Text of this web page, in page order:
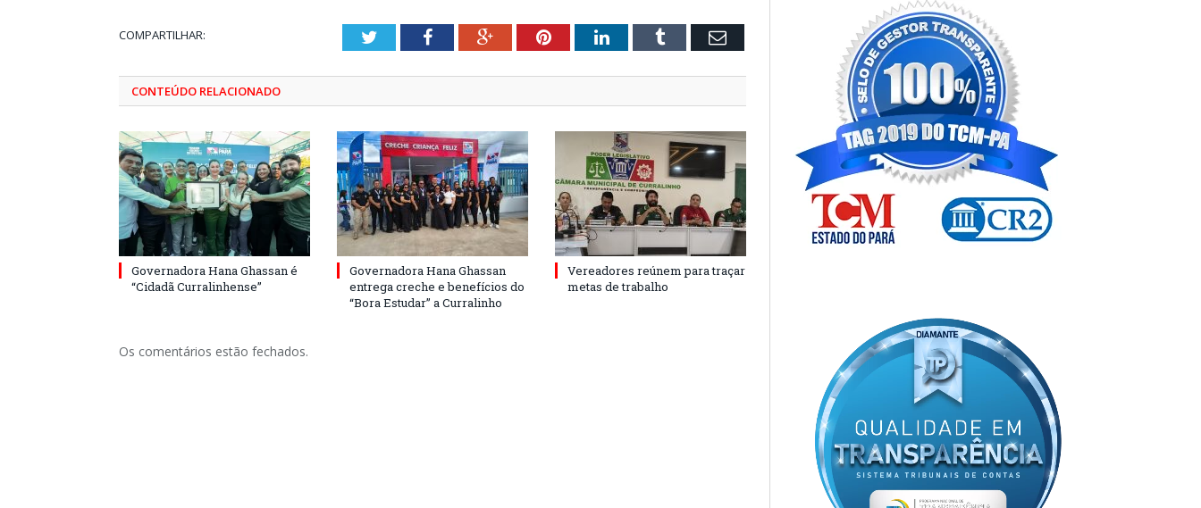
COMPARTILHAR: TwitterFacebookGoogle+PinterestLinkedInTumblr Email
CONTEÚDO RELACIONADO
Governadora Hana Ghassan é
“Cidadã Curralinhense”
Governadora Hana Ghassan
entrega creche e benefícios do
“Bora Estudar” a Curralinho
Vereadores reúnem para traçar
metas de trabalho
Os comentários estão fechados.